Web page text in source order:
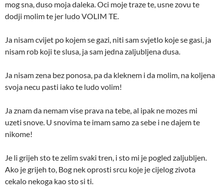
mog sna, duso moja daleka. Oci moje traze te, usne zovu te
dodji molim te jer ludo VOLIM TE.
Ja nisam cvijet po kojem se gazi, niti sam svjetlo koje se gasi, ja
nisam rob koji te slusa, ja sam jedna zaljubljena dusa.
Ja nisam zena bez ponosa, pa da kleknem i da molim, na koljena
svoja necu pasti iako te ludo volim!
Ja znam da nemam vise prava na tebe, al ipak ne mozes mi
uzeti snove. U snovima te imam samo za sebe i ne dajem te
nikome!
Je li grijeh sto te zelim svaki tren, i sto mi je pogled zaljubljen.
Ako je grijeh to, Bog nek oprosti srcu koje je cijelog zivota
cekalo nekoga kao sto si ti.